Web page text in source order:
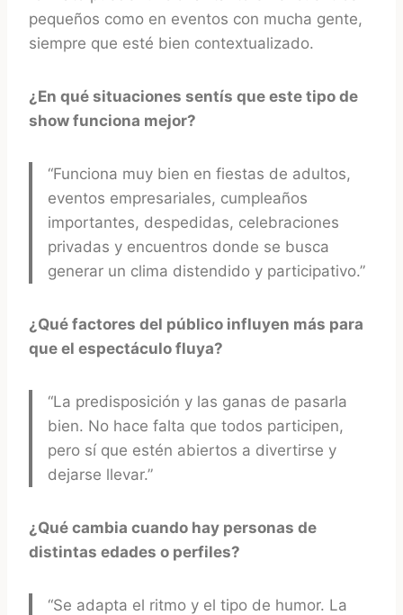
pequeños como en eventos con mucha gente,
siempre que esté bien contextualizado.
¿En qué situaciones sentís que este tipo de
show funciona mejor?
“Funciona muy bien en fiestas de adultos,
eventos empresariales, cumpleaños
importantes, despedidas, celebraciones
privadas y encuentros donde se busca
generar un clima distendido y participativo.”
¿Qué factores del público influyen más para
que el espectáculo fluya?
“La predisposición y las ganas de pasarla
bien. No hace falta que todos participen,
pero sí que estén abiertos a divertirse y
dejarse llevar.”
¿Qué cambia cuando hay personas de
distintas edades o perfiles?
“Se adapta el ritmo y el tipo de humor. La